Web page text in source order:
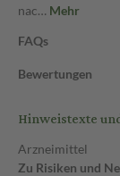
nac… Mehr
FAQs
Bewertungen
Hinweistexte
Arzneimittel
Zu Risiken und